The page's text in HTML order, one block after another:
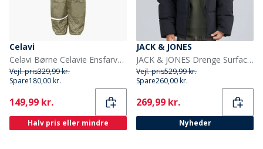
Celavi
Celavi Børne Celavie Ensfarvet Basis Termosæt Khaki
Vejl. pris329,99 kr.
Spare180,00 kr.
Current
149,99 kr.
Halv pris eller mindre
JACK & JONES
JACK & JONES Drenge Surface Puffer Jakke Sort
Vejl. pris529,99 kr.
Spare260,00 kr.
Current
269,99 kr.
Nyheder